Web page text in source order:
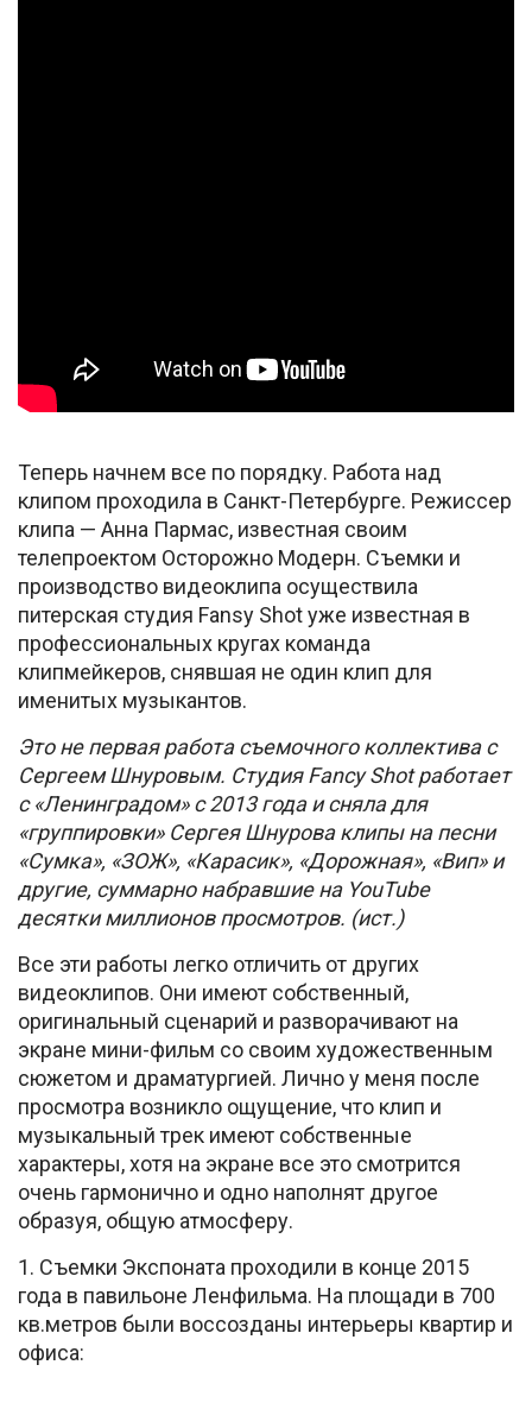
Теперь начнем все по порядку. Работа над
клипом проходила в Санкт-Петербурге. Режиссер
клипа — Анна Пармас, известная своим
телепроектом Осторожно Модерн. Съемки и
производство видеоклипа осуществила
питерская студия Fansy Shot уже известная в
профессиональных кругах команда
клипмейкеров, снявшая не один клип для
именитых музыкантов.
Это не первая работа съемочного коллектива с
Сергеем Шнуровым. Студия Fancy Shot работает
с «Ленинградом» с 2013 года и сняла для
«группировки» Сергея Шнурова клипы на песни
«Сумка», «ЗОЖ», «Карасик», «Дорожная», «Вип» и
другие, суммарно набравшие на YouTube
десятки миллионов просмотров. (ист.)
Все эти работы легко отличить от других
видеоклипов. Они имеют собственный,
оригинальный сценарий и разворачивают на
экране мини-фильм со своим художественным
сюжетом и драматургией. Лично у меня после
просмотра возникло ощущение, что клип и
музыкальный трек имеют собственные
характеры, хотя на экране все это смотрится
очень гармонично и одно наполнят другое
образуя, общую атмосферу.
1. Съемки Экспоната проходили в конце 2015
года в павильоне Ленфильма. На площади в 700
кв.метров были воссозданы интерьеры квартир и
офиса: